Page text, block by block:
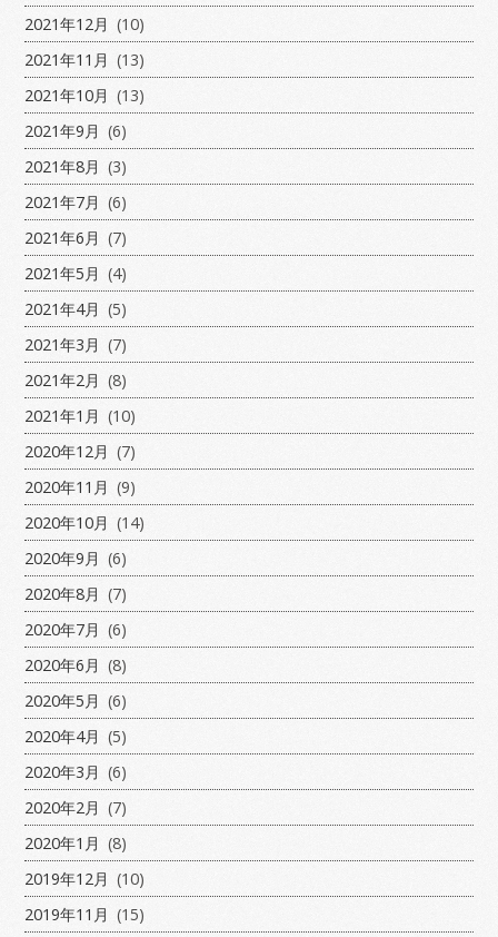
2021年12月 (10)
2021年11月 (13)
2021年10月 (13)
2021年9月 (6)
2021年8月 (3)
2021年7月 (6)
2021年6月 (7)
2021年5月 (4)
2021年4月 (5)
2021年3月 (7)
2021年2月 (8)
2021年1月 (10)
2020年12月 (7)
2020年11月 (9)
2020年10月 (14)
2020年9月 (6)
2020年8月 (7)
2020年7月 (6)
2020年6月 (8)
2020年5月 (6)
2020年4月 (5)
2020年3月 (6)
2020年2月 (7)
2020年1月 (8)
2019年12月 (10)
2019年11月 (15)